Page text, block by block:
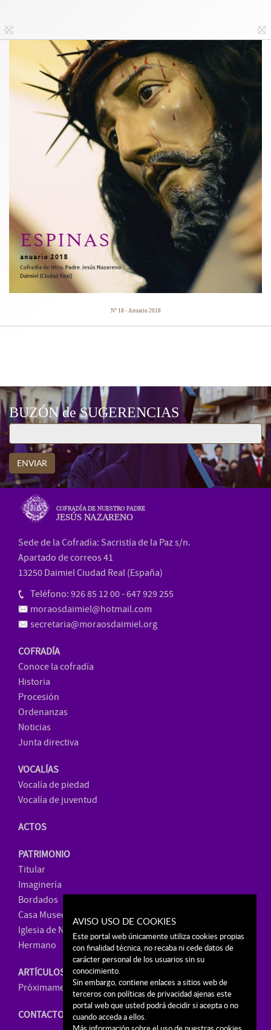
Nº 18 - Anuario 2018
BUZÓN de SUGERENCIAS
ENVIAR
COFRADÍA DE NUESTRO PADRE
JESÚS NAZARENO
Sede de la Cofradía: Sacristía de la Paz s/n.
Apartado de correos 41
13250 Daimiel Ciudad Real (España)
Teléfono: 926 85 12 00 - 647 929 255
moraosdaimiel@hotmail.com
secretaria@moraosdaimiel.org
COFRADÍA
Conoce la cofradía
Historia
Procesión
Ordenanzas
Noticias
Junta directiva
VOCALÍAS
Vocalía de piedad
Vocalía de juventud
ACTOS
PATRIMONIO
Titular
Imaginería
Bordados
Casa Museo
Iglesia de Ntra. Sra. de La Paz
Hermano
ARTÍCULOS
Próximamente, venta online
CONTACTO
AVISO USO DE COOKIES
Este portal web únicamente utiliza cookies propias
con finalidad técnica, no recaba ni cede datos de
carácter personal de los usuarios sin su
conocimiento.
Sin embargo, contiene enlaces a sitios web de
terceros con políticas de privacidad ajenas este
portal web que usted podrá decidir si acepta o no
cuando acceda a ellos.